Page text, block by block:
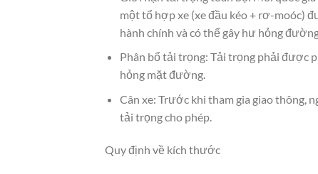
một tổ hợp xe (xe đầu kéo + rơ-moóc)
hành chính và có thể gây hư hỏng
Phân bổ tải trọng: Tải trọng phải được
hỏng mặt đường.
Cân xe: Trước khi tham gia giao thông,
tải trọng cho phép.
Quy định về kích thước